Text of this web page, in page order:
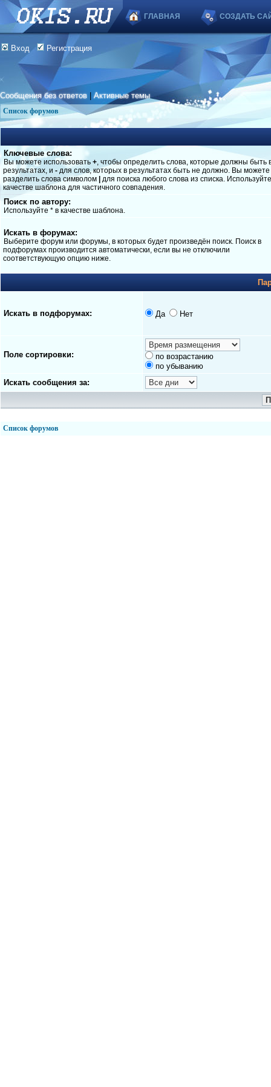
ГЛАВНАЯ СОЗДАТЬ
Вход Регистрация
Сообщения без ответов |Активные темы
Список форумов
Ключевые слова:
Вы можете использовать +, чтобы определить слова, которые должны быть
результатах, и - для слов, которых в результатах быть не должно. Вы можете
разделить слова символом
для поиска любого слова из списка.
качестве шаблона для частичного совпадения.
Поиск по автору:
Используйте * в качестве шаблона.
Искать в форумах:
Выберите форум или форумы, в которых будет произведён поиск. Поиск в
подфорумах производится автоматически, если вы не отключили
соответствующую опцию ниже.
Искать в подфорумах: Да Нет
Поле сортировки:
по возрастанию
по убыванию
Искать сообщения за:
Список форумов